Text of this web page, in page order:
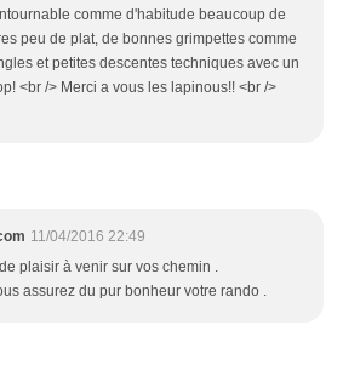
comme d'habitude beaucoup de
peu de plat, de bonnes grimpettes comme
et petites descentes techniques avec un
<br /> Merci a vous les lapinous!! <br />
11/04/2016 22:49
plaisir à venir sur vos chemin .
assurez du pur bonheur votre rando .